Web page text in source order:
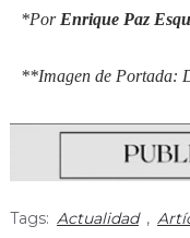
*Por Enrique Paz
**Imagen de Portada:
Tags: Actualidad ,